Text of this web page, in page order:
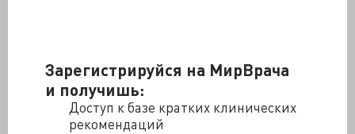
Зарегистрируйся на МирВрача
и получишь:
Доступ к базе кратких клинических
рекомендаций